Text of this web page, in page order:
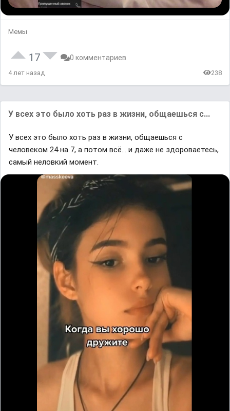
Мемы
17 0 комментариев
4 лет назад 238
У всех это было хоть раз в жизни, общаешься с...
У всех это было хоть раз в жизни, общаешься с
человеком 24 на 7, а потом всё... и даже не здороваетесь,
самый неловкий момент.